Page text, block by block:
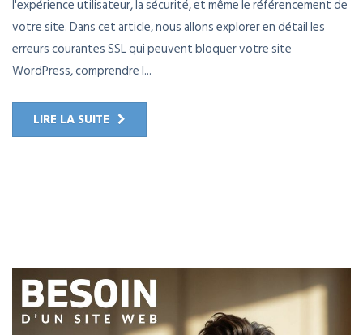
l'expérience utilisateur, la sécurité, et même le référencement de
votre site. Dans cet article, nous allons explorer en détail les
erreurs courantes SSL qui peuvent bloquer votre site
WordPress, comprendre l...
LIRE LA SUITE